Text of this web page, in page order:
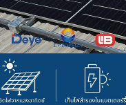
รับติดตั้ง โ
จริง
รับติดตั้ง โซล่